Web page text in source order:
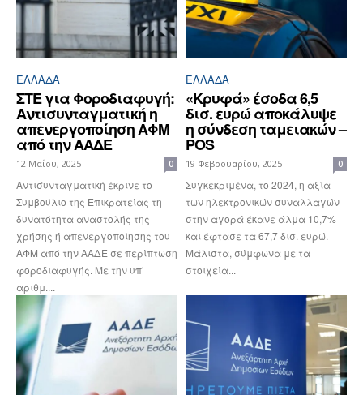
ΕΛΛΆΔΑ
ΣΤΕ για Φοροδιαφυγή:
Αντισυνταγματική η
απενεργοποίηση ΑΦΜ
από την ΑΑΔΕ
12 Μαΐου, 2025 0
Αντισυνταγματική έκρινε το
Συμβούλιο της Επικρατείας τη
δυνατότητα αναστολής της
χρήσης ή απενεργοποίησης του
ΑΦΜ από την ΑΑΔΕ σε περίπτωση
φοροδιαφυγής. Με την υπ’
αριθμ....
ΕΛΛΆΔΑ
«Κρυφά» έσοδα 6,5
δισ. ευρώ αποκάλυψε
η σύνδεση ταμειακών –
POS
19 Φεβρουαρίου, 2025 0
Συγκεκριμένα, το 2024, η αξία
των ηλεκτρονικών συναλλαγών
στην αγορά έκανε άλμα 10,7%
και έφτασε τα 67,7 δισ. ευρώ.
Μάλιστα, σύμφωνα με τα
στοιχεία...